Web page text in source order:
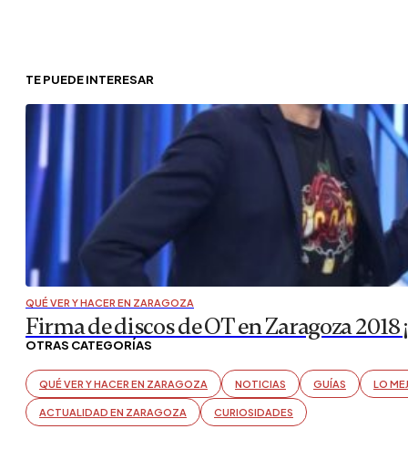
TE PUEDE INTERESAR
QUÉ VER Y HACER EN ZARAGOZA
Firma de discos de OT en Zaragoza 2018
OTRAS CATEGORÍAS
QUÉ VER Y HACER EN ZARAGOZA NOTICIAS GUÍAS LO
ACTUALIDAD EN ZARAGOZA CURIOSIDADES